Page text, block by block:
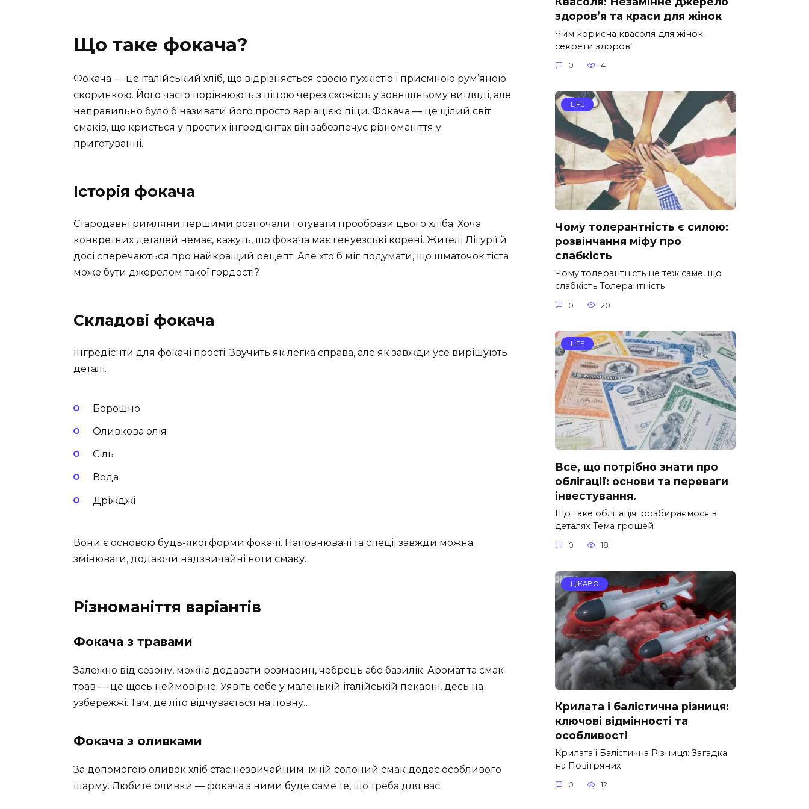
Що таке фокача?
Фокача — це італійський хліб, що відрізняється своєю пухкістю і приємною рум’яною
скоринкою. Його часто порівнюють з піцою через схожість у зовнішньому вигляді, але
неправильно було б називати його просто варіацією піци. Фокача — це цілий світ
смаків, що криється у простих інгредієнтах він забезпечує різноманіття у
приготуванні.
Історія фокача
Стародавні римляни першими розпочали готувати прообрази цього хліба. Хоча
конкретних деталей немає, кажуть, що фокача має генуезські корені. Жителі Лігурії й
досі сперечаються про найкращий рецепт. Але хто б міг подумати, що шматочок тіста
може бути джерелом такої гордості?
Складові фокача
Інгредієнти для фокачі прості. Звучить як легка справа, але як завжди усе вирішують
деталі.
Борошно
Оливкова олія
Сіль
Вода
Дріжджі
Вони є основою будь-якої форми фокачі. Наповнювачі та спеції завжди можна
змінювати, додаючи надзвичайні ноти смаку.
Різноманіття варіантів
Фокача з травами
Залежно від сезону, можна додавати розмарин, чебрець або базилік. Аромат та смак
трав — це щось неймовірне. Уявіть себе у маленькій італійській пекарні, десь на
узбережжі. Там, де літо відчувається на повну…
Фокача з оливками
За допомогою оливок хліб стає незвичайним: їхній солоний смак додає особливого
шарму. Любите оливки — фокача з ними буде саме те, що треба для вас.
здоров’я та краси для жінок
Чим корисна квасоля для жінок:
секрети здоров’
0 4
LIFE
Чому толерантність є силою:
розвінчання міфу про
слабкість
Чому толерантність не теж саме, що
слабкість Толерантність
0 20
LIFE
Все, що потрібно знати про
облігації: основи та переваги
інвестування.
Що таке облігація: розбираємося в
деталях Тема грошей
0 18
ЦІКАВО
Крилата і балістична різниця:
ключові відмінності та
особливості
Крилата і Балістична Різниця: Загадка
на Повітряних
0 12